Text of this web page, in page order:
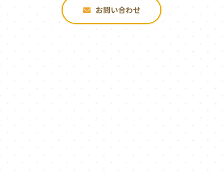
お問い合わせ